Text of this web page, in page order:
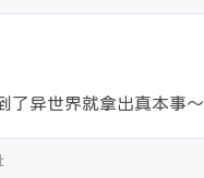
了异世界就拿出真本事～